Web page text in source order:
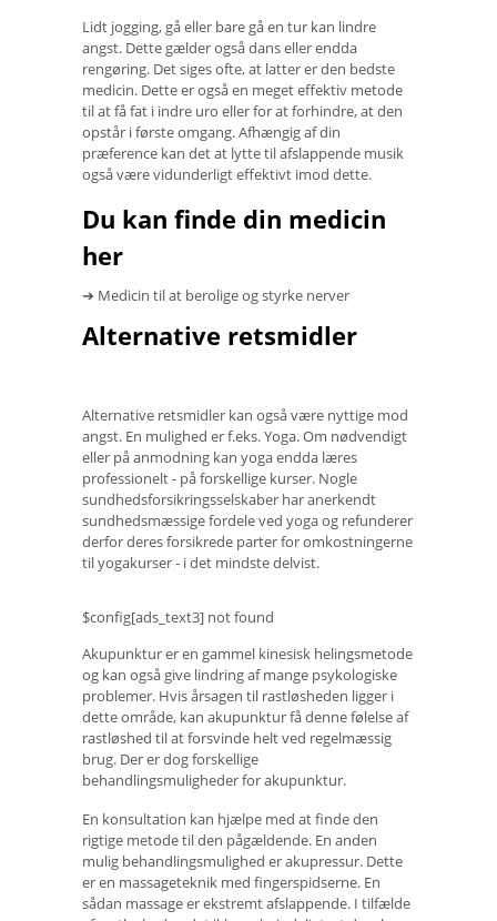
Lidt jogging, gå eller bare gå en tur kan lindre
angst. Dette gælder også dans eller endda
rengøring. Det siges ofte, at latter er den bedste
medicin. Dette er også en meget effektiv metode
til at få fat i indre uro eller for at forhindre, at den
opstår i første omgang. Afhængig af din
præference kan det at lytte til afslappende musik
også være vidunderligt effektivt imod dette.
Du kan finde din medicin
her
➔ Medicin til at berolige og styrke nerver
Alternative retsmidler
Alternative retsmidler kan også være nyttige mod
angst. En mulighed er f.eks. Yoga. Om nødvendigt
eller på anmodning kan yoga endda læres
professionelt - på forskellige kurser. Nogle
sundhedsforsikringsselskaber har anerkendt
sundhedsmæssige fordele ved yoga og refunderer
derfor deres forsikrede parter for omkostningerne
til yogakurser - i det mindste delvist.
$config[ads_text3] not found
Akupunktur er en gammel kinesisk helingsmetode
og kan også give lindring af mange psykologiske
problemer. Hvis årsagen til rastløsheden ligger i
dette område, kan akupunktur få denne følelse af
rastløshed til at forsvinde helt ved regelmæssig
brug. Der er dog forskellige
behandlingsmuligheder for akupunktur.
En konsultation kan hjælpe med at finde den
rigtige metode til den pågældende. En anden
mulig behandlingsmulighed er akupressur. Dette
er en massageteknik med fingerspidserne. En
sådan massage er ekstremt afslappende. I tilfælde